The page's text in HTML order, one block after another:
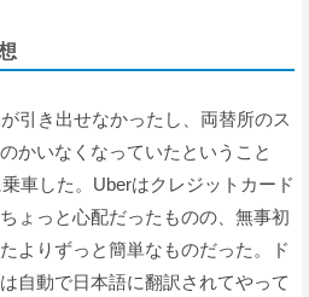
引き出せなかったし、両替所のス
かいなくなっていたということ
車した。Uberはクレジットカード
ょっと心配だったものの、無事初
よりずっと簡単なものだった。ド
自動で日本語に翻訳されてやって